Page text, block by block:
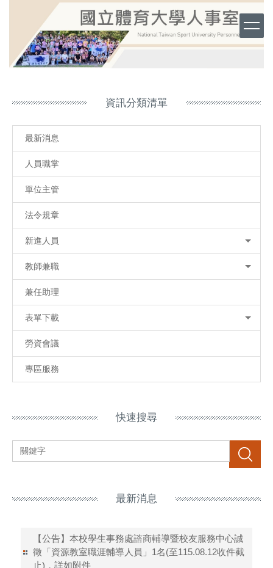
內
資訊分類清單
最新消息
人員職掌
單位主管
法令規章
新進人員
教師兼職
兼任助理
表單下載
勞資會議
專區服務
快速搜尋
搜尋
最新消息
【公告】本校學生事務處諮商輔導暨校友服務中心誠
徵「資源教室職涯輔導人員」1名(至115.08.12收件截
止)，詳如附件